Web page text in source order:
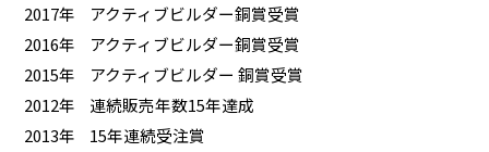
2017年
アクティブビルダー銅賞受賞
2016年
アクティブビルダー銅賞受賞
2015年
アクティブビルダー 銅賞受賞
2012年
連続販売年数15年達成
2013年
15年連続受注賞